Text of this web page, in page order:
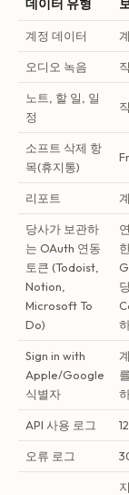
계정 데이터
오디오 녹음
노트, 할 일, 일
정
소프트 삭제 항
목(휴지통)
리포트
당사가 보관하
는 OAuth 연동
토큰 (Todoist,
Notion,
Microsoft To
Do)
Sign in with
Apple/Google
식별자
API 사용 로그
오류 로그